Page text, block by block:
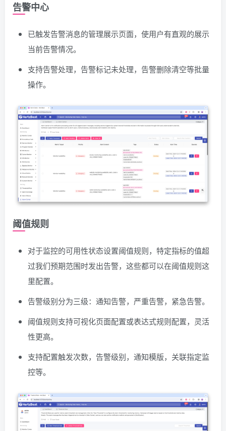
告警中心
已触发告警消息的管理展示页面，使用户有直观的展示
当前告警情况。
支持告警处理，告警标记未处理，告警删除清空等批量
操作。
阈值规则
对于监控的可用性状态设置阈值规则，特定指标的值超
过我们预期范围时发出告警，这些都可以在阈值规则这
里配置。
告警级别分为三级：通知告警，严重告警，紧急告警。
阈值规则支持可视化页面配置或表达式规则配置，灵活
性更高。
支持配置触发次数，告警级别，通知模版，关联指定监
控等。